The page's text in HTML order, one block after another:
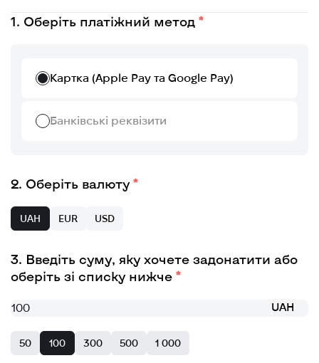
Оберіть платіжний метод
Картка (Apple Pay та Google Pay)
Банківські реквізити
Оберіть валюту
UAH EUR USD
Введіть суму, яку хочете задонатити або
оберіть зі списку нижче
UAH
50 100 300 500 1 000